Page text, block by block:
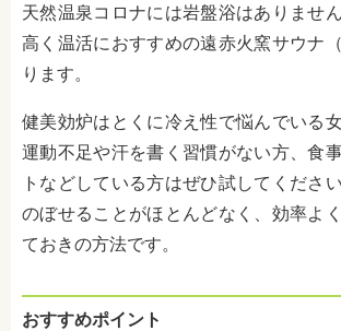
天然温泉コロナには岩盤浴はありませ
高く温活におすすめの遠赤火窯サウナ
ります。
健美効炉はとくに冷え性で悩んでいる
運動不足や汗を書く習慣がない方、食
トなどしている方はぜひ試してくださ
のぼせることがほとんどなく、効率よ
ておきの方法です。
おすすめポイント